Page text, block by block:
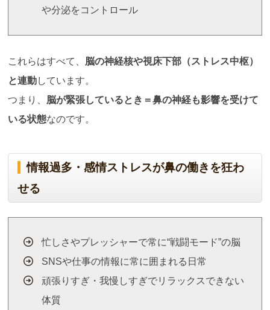
や分泌をコントロール
これらはすべて、 脳の神経核や視床下部（ストレス中枢）
と連動しています。
つまり、 脳が緊張しているとき＝鼻の神経も影響を受けて
いる状態なのです。
情報過多・感情ストレスが鼻の働きを狂わ
せる
忙しさやプレッシャーで常に“戦闘モード”の脳
SNSや仕事の情報に常に囲まれる日常
頑張りすぎ・我慢しすぎでリラックスできない
体質